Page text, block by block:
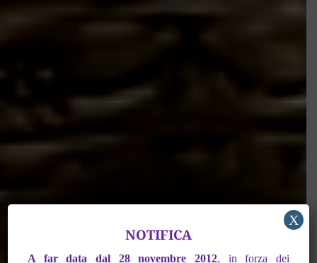
NOTIFICA
A far data dal 28 novembre 2012, in forza dei
X